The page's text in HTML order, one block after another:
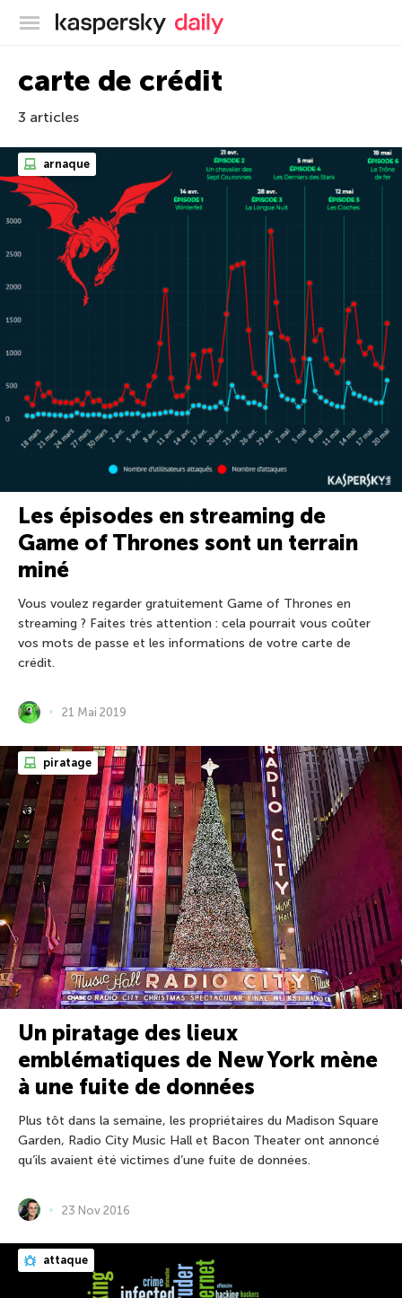
Blog officiel de Kaspersky
carte de crédit
3 articles
arnaque
Les épisodes en streaming de
Game of Thrones sont un terrain
miné
Vous voulez regarder gratuitement Game of Thrones en
streaming ? Faites très attention : cela pourrait vous coûter
vos mots de passe et les informations de votre carte de
crédit.
21 Mai 2019
piratage
Un piratage des lieux
emblématiques de New York mène
à une fuite de données
Plus tôt dans la semaine, les propriétaires du Madison Square
Garden, Radio City Music Hall et Bacon Theater ont annoncé
qu’ils avaient été victimes d’une fuite de données.
23 Nov 2016
attaque